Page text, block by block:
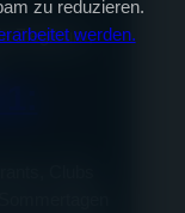
Ziegltrum,
Clubs
zu reduzieren.
werden.